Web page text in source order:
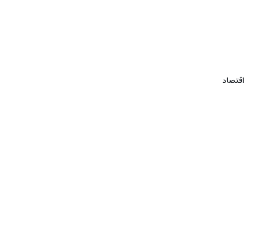
اقتصاد